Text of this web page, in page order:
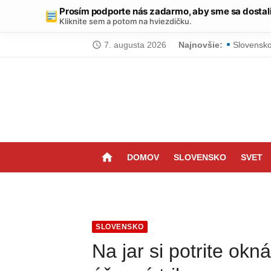
Prosím podporte nás zadarmo, aby sme sa
Kliknite sem a potom na hviezdičku.
access_time 7. augusta 2026 Najnovšie: Chcete
Položte
Tornádo
Zázrak
home DOMOV SLOVENSKO SVET
SLOVENSKO
Na jar si potrite